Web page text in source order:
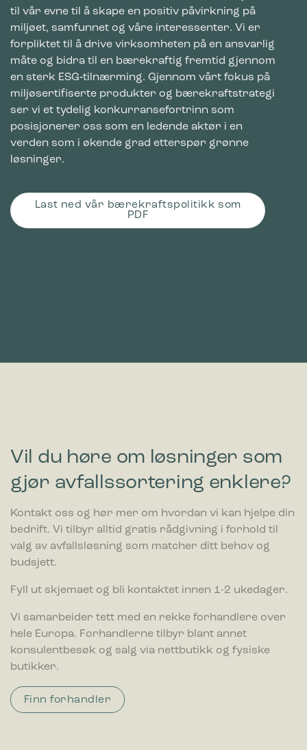
til vår evne til å skape en positiv påvirkning på
miljøet, samfunnet og våre interessenter. Vi er
forpliktet til å drive virksomheten på en ansvarlig
måte og bidra til en bærekraftig fremtid gjennom
en sterk ESG‑tilnærming. Gjennom vårt fokus på
miljøsertifiserte produkter og bærekraftstrategi
ser vi et tydelig konkurransefortrinn som
posisjonerer oss som en ledende aktør i en
verden som i økende grad etterspør grønne
løsninger.
Last ned vår bærekraftspolitikk som
PDF
Vil du høre om løsninger som
gjør avfallssortering enklere?
Kontakt oss og hør mer om hvordan vi kan hjelpe din
bedrift. Vi tilbyr alltid gratis rådgivning i forhold til
valg av avfallsløsning som matcher ditt behov og
budsjett.
Fyll ut skjemaet og bli kontaktet innen 1-2 ukedager.
Vi samarbeider tett med en rekke forhandlere over
hele Europa. Forhandlerne tilbyr blant annet
konsulentbesøk og salg via nettbutikk og fysiske
butikker.
Finn forhandler